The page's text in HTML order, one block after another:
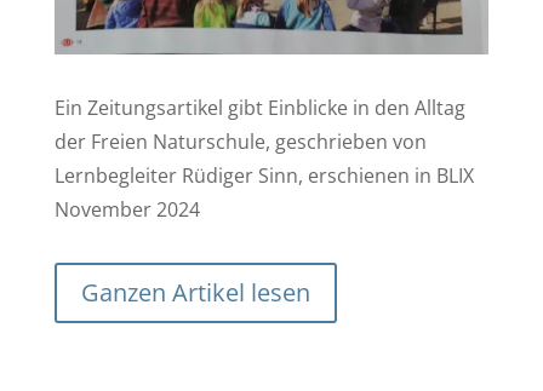
Ein Zeitungsartikel gibt Einblicke in den Alltag
der Freien Naturschule, geschrieben von
Lernbegleiter Rüdiger Sinn, erschienen in BLIX
November 2024
Ganzen Artikel lesen